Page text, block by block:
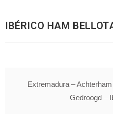
IBÉRICO HAM
Extremadura –
Gedroogd –